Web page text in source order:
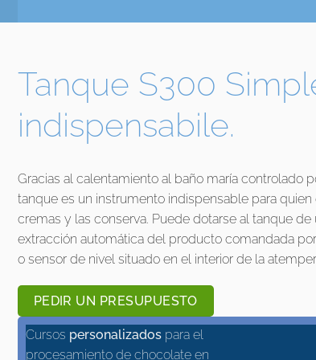
Tanque S300
indispensabile.
Gracias al calentamiento al baño maría controlado
tanque es un instrumento indispensable para
cremas y las conserva. Puede dotarse al tanque de
extracción automática del producto comandada
o sensor de nivel situado en el interior de la
PEDIR UN PRESUPUESTO
Cursos personalizadospara el
procesamiento de chocolate en